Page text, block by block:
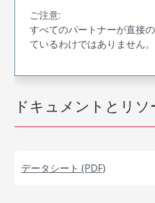
ドキュメントとリソ
データシート (PDF)
ご注意:
すべてのパートナーが直接
ているわけではありません。